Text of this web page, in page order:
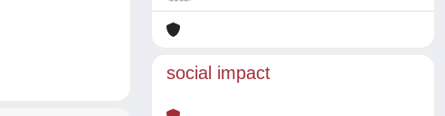
social impact